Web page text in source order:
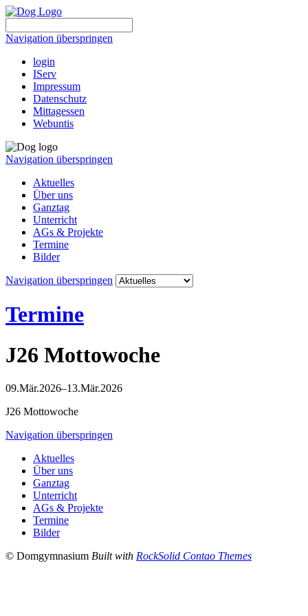
Navigation überspringen
login
IServ
Impressum
Datenschutz
Mittagessen
Webuntis
Navigation überspringen
Aktuelles
Über uns
Ganztag
Unterricht
AGs & Projekte
Termine
Bilder
Navigation überspringen
Termine
J26 Mottowoche
09.Mär.2026–13.Mär.2026
J26 Mottowoche
Navigation überspringen
Aktuelles
Über uns
Ganztag
Unterricht
AGs & Projekte
Termine
Bilder
© Domgymnasium Built with RockSolid Contao Themes